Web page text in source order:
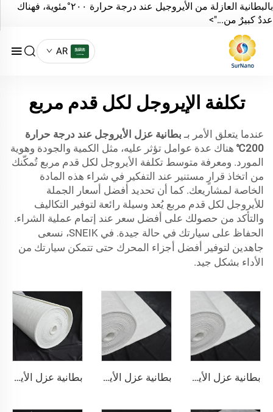
بالبطانية العازلة من الأيروجيل عند درجة حرارة ٢٠٠°مئوية، فهناك
عددٌ كبيرٌ من...">
AR
تكلفة الإيروجل لكل قدم مربع
عندما يتعلق الأمر بـ بطانية عزل الأيروجل عند درجة حرارة
200℃
هناك عدة عوامل تؤثر عليه، مثل الكمية والجودة وهوية
المورد. ومعرفة متوسط تكلفة الأيروجل لكل قدم مربع تُمكّنك
من اتخاذ قرارٍ مستنير عند التفكير في شراء هذه المادة
الخاصة لمشاريعك. كما أن تحديد أفضل أسعار الجملة
للأيروجل لكل قدم مربع يُعد وسيلة رائعة لتوفير التكاليف
والتأكد من حصولك على أفضل سعر عند إتمام عملية الشراء.
الحفاظ على سيارتك في حالة جيدة. في SNEIK، نسعى
جاهدين لتوفير أفضل أجزاء المحرك حتى تتمكن سيارتك من
الأداء بشكل جيد.
بطانية عزل الأيروجل 200℃ بطانية عزل الأيروجيل 650℃ بطانية عزل الأيروجل 1000℃